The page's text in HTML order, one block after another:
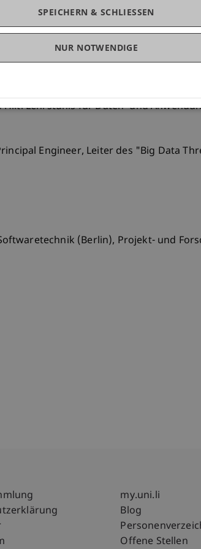
Diplom in Computer and Systems
Lehrstuhls für Daten- und
Engineer, Leiter des "Big Data
(Berlin), Projekt- und
Rechtliche Hinweise
Fußzeile
my.uni.li
Blog
Offene Stellen
SPEICHERN & SCHLIESSEN
NUR NOTWENDIGE